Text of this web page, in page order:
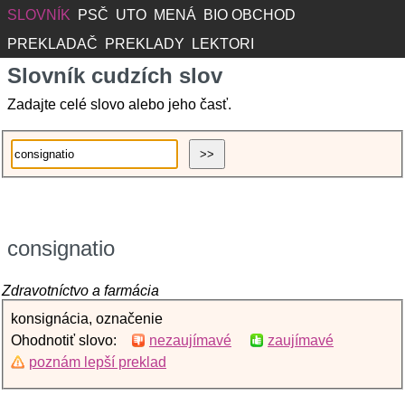
SLOVNÍK PSČ UTO MENÁ
BIO OBCHOD
PREKLADAČ
PREKLADY LEKTORI
Slovník cudzích slov
Zadajte celé slovo alebo jeho časť.
consignatio
Zdravotníctvo a farmácia
konsignácia, označenie
Ohodnotiť slovo:
nezaujímavé
zaujímavé
poznám lepší preklad